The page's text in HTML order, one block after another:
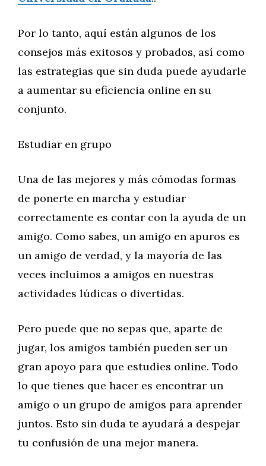
Por lo tanto, aquí están algunos de los
consejos más exitosos y probados, así como
las estrategias que sin duda puede ayudarle
a aumentar su eficiencia online en su
conjunto.
Estudiar en grupo
Una de las mejores y más cómodas formas
de ponerte en marcha y estudiar
correctamente es contar con la ayuda de un
amigo. Como sabes, un amigo en apuros es
un amigo de verdad, y la mayoría de las
veces incluimos a amigos en nuestras
actividades lúdicas o divertidas.
Pero puede que no sepas que, aparte de
jugar, los amigos también pueden ser un
gran apoyo para que estudies online. Todo
lo que tienes que hacer es encontrar un
amigo o un grupo de amigos para aprender
juntos. Esto sin duda te ayudará a despejar
tu confusión de una mejor manera.